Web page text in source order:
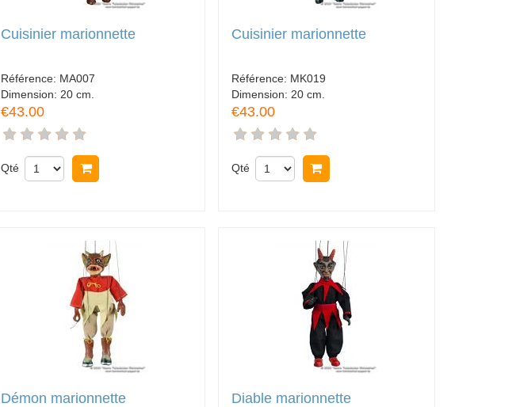
Cuisinier marionnette
Référence: MA007
Dimension: 20 cm.
€43.00
Qté
Cuisinier marionnette
Référence: MK019
Dimension: 20 cm.
€43.00
Qté
Démon marionnette Diable marionnette